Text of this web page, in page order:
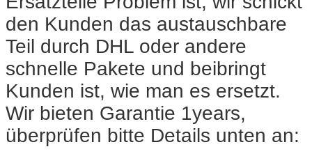
den Kunden das austauschbare
Teil durch DHL oder andere
schnelle Pakete und beibringt
Kunden ist, wie man es ersetzt.
Wir bieten Garantie 1years,
überprüfen bitte Details unten an: